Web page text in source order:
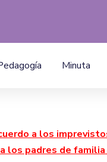
Minuta
a los
los padres de